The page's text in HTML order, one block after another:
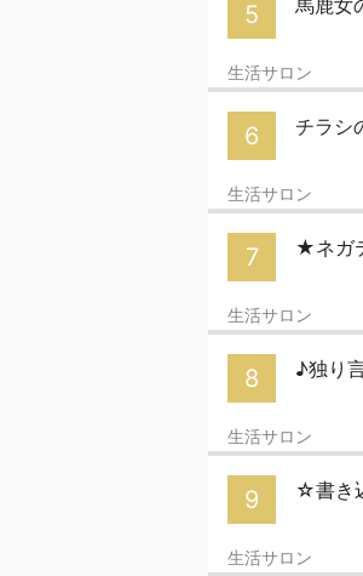
5 馬鹿女
生活サロン
6 チラ
生活サロン
7 ★ネガ
生活サロン
8 ♪独り
生活サロン
9 ☆書き
生活サロン